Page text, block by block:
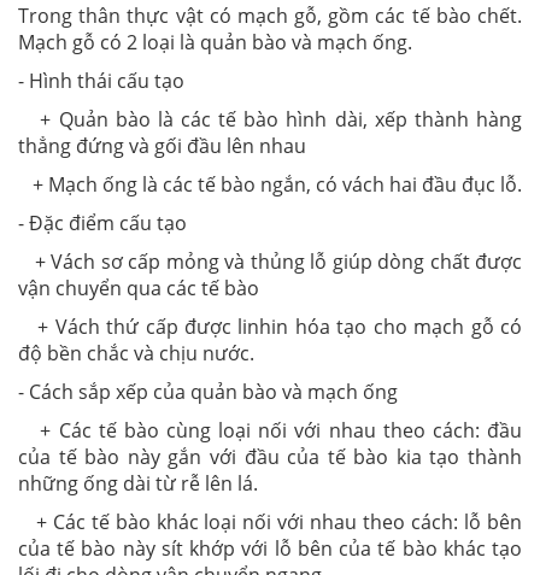
Trong thân thực vật có mạch gỗ, gồm các tế bào chết.
Mạch gỗ có 2 loại là quản bào và mạch ống.
- Hình thái cấu tạo
+ Quản bào là các tế bào hình dài, xếp thành hàng
thẳng đứng và gối đầu lên nhau
+ Mạch ống là các tế bào ngắn, có vách hai đầu đục lỗ.
- Đặc điểm cấu tạo
+ Vách sơ cấp mỏng và thủng lỗ giúp dòng chất được
vận chuyển qua các tế bào
+ Vách thứ cấp được linhin hóa tạo cho mạch gỗ có
độ bền chắc và chịu nước.
- Cách sắp xếp của quản bào và mạch ống
+ Các tế bào cùng loại nối với nhau theo cách: đầu
của tế bào này gắn với đầu của tế bào kia tạo thành
những ống dài từ rễ lên lá.
+ Các tế bào khác loại nối với nhau theo cách: lỗ bên
của tế bào này sít khớp với lỗ bên của tế bào khác tạo